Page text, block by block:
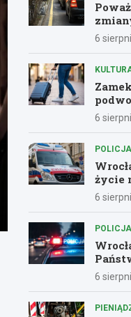
6
6
POLICJA
życie
pomoc
6
POLICJA
6